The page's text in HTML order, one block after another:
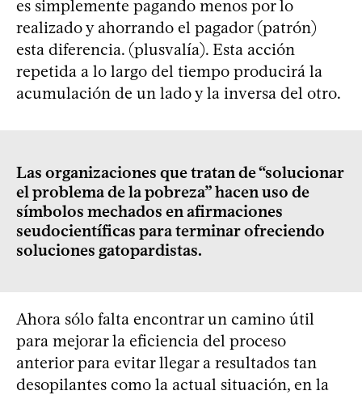
es simplemente pagando menos por lo
realizado y ahorrando el pagador (patrón)
esta diferencia. (plusvalía). Esta acción
repetida a lo largo del tiempo producirá la
acumulación de un lado y la inversa del otro.
Las organizaciones que tratan de “solucionar
el problema de la pobreza” hacen uso de
símbolos mechados en afirmaciones
seudocientíficas para terminar ofreciendo
soluciones gatopardistas.
Ahora sólo falta encontrar un camino útil
para mejorar la eficiencia del proceso
anterior para evitar llegar a resultados tan
desopilantes como la actual situación, en la